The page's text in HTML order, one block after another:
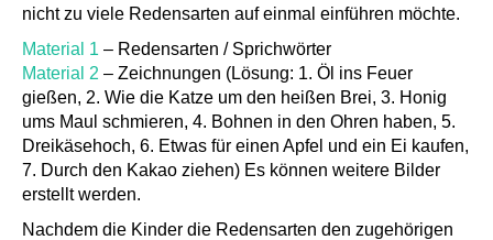
nicht zu viele Redensarten auf einmal einführen möchte.
Material 1 – Redensarten / Sprichwörter
Material 2 – Zeichnungen (Lösung: 1. Öl ins Feuer
gießen, 2. Wie die Katze um den heißen Brei, 3. Honig
ums Maul schmieren, 4. Bohnen in den Ohren haben, 5.
Dreikäsehoch, 6. Etwas für einen Apfel und ein Ei kaufen,
7. Durch den Kakao ziehen) Es können weitere Bilder
erstellt werden.
Nachdem die Kinder die Redensarten den zugehörigen